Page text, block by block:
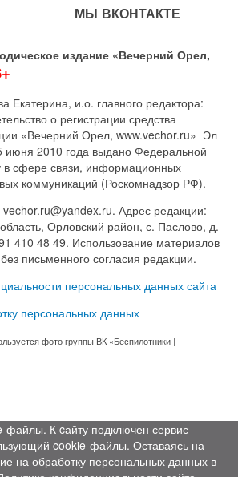
МЫ ВКОНТАКТЕ
издание «Вечерний Орел,
Екатерина, и.о. главного редактора:
о регистрации средства
«Вечерний Орел, www.vechor.ru» Эл
2010 года выдано Федеральной
в сфере связи, информационных
коммуникаций (Роскомнадзор РФ).
Адрес редакции:
Орловский район, с. Паслово, д.
410 48 49. Использование материалов
письменного согласия редакции.
персональных данных сайта
персональных данных
фото группы ВК «Беспилотники |
файлы. К cайту подключен сервис
cookie-файлы. Оставаясь на
на обработку персональных данных в